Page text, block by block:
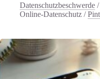
Datenschutzbeschwerde /
Online-Datenschutz /